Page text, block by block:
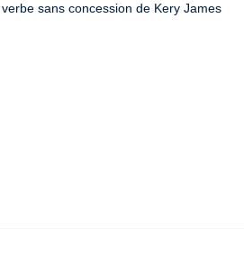
sans concession de Kery James